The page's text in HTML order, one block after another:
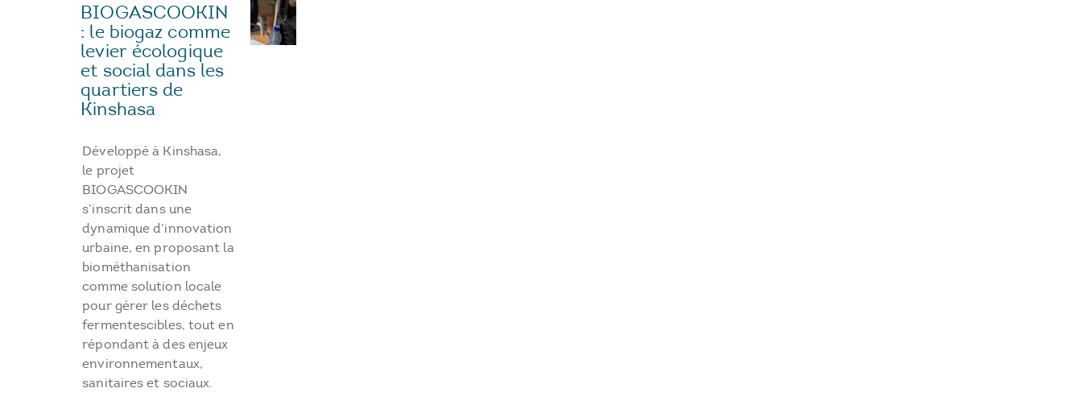
BIOGASCOOKIN
: le biogaz comme
levier écologique
et social dans les
quartiers de
Kinshasa
Développé à Kinshasa,
le projet
BIOGASCOOKIN
s’inscrit dans une
dynamique d’innovation
urbaine, en proposant la
biométhanisation
comme solution locale
pour gérer les déchets
fermentescibles, tout en
répondant à des enjeux
environnementaux,
sanitaires et sociaux.